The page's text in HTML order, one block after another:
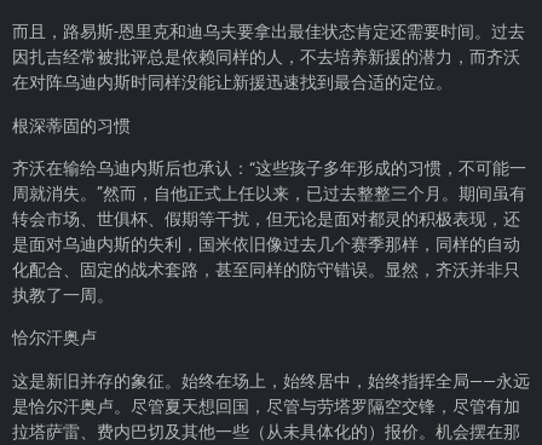
而且，路易斯-恩里克和迪乌夫要拿出最佳状态肯定还需要时间。过去
因扎吉经常被批评总是依赖同样的人，不去培养新援的潜力，而齐沃
在对阵乌迪内斯时同样没能让新援迅速找到最合适的定位。
根深蒂固的习惯
齐沃在输给乌迪内斯后也承认：“这些孩子多年形成的习惯，不可能一
周就消失。”然而，自他正式上任以来，已过去整整三个月。期间虽有
转会市场、世俱杯、假期等干扰，但无论是面对都灵的积极表现，还
是面对乌迪内斯的失利，国米依旧像过去几个赛季那样，同样的自动
化配合、固定的战术套路，甚至同样的防守错误。显然，齐沃并非只
执教了一周。
恰尔汗奥卢
这是新旧并存的象征。始终在场上，始终居中，始终指挥全局——永远
是恰尔汗奥卢。尽管夏天想回国，尽管与劳塔罗隔空交锋，尽管有加
拉塔萨雷、费内巴切及其他一些（从未具体化的）报价。机会摆在那